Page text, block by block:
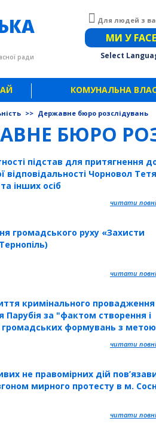
ради
Для людей з
МИ У
Select
КОМУНАЛЬНА
>> Державне бюро розслідувань
БЮРО
підстав для притягнення
відповідальності Чорновол
інших осіб
читати
громадського руху «Захисти
читати
кримінального провадження
Парубія за "фактом створення і
громадських формувань з метою
безладів 2.05.2014 року на
Одеса"
читати
не правомірних дій
мирного протесту в м.
читати